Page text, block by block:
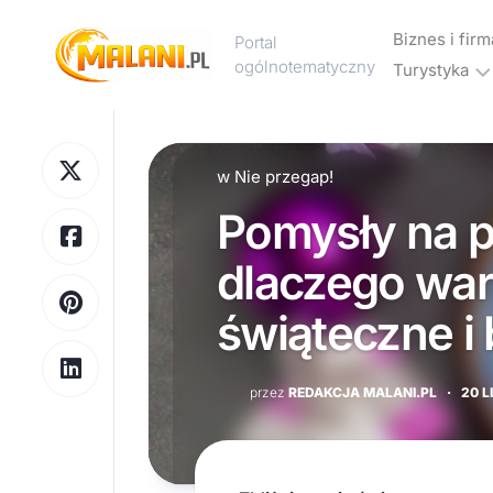
content
Portal
ogólnotematyczny
Biznes i
Reklama
Turystyka
Noclegi
Wakacje
i
urlop
Podróże
w Nie przegap!
Pomysły na
dlaczego
świąteczne i
przezREDAKCJA MALANI.PL · 20